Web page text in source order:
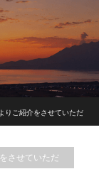
りご紹介をさせていただ
させていただ